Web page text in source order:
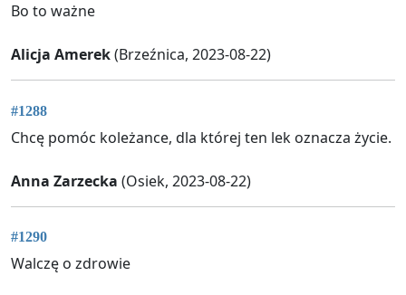
Bo to ważne
Alicja Amerek(Brzeźnica, 2023-08-22)
#1288
Chcę pomóc koleżance, dla której ten lek oznacza życie.
Anna Zarzecka (Osiek, 2023-08-22)
#1290
Walczę o zdrowie